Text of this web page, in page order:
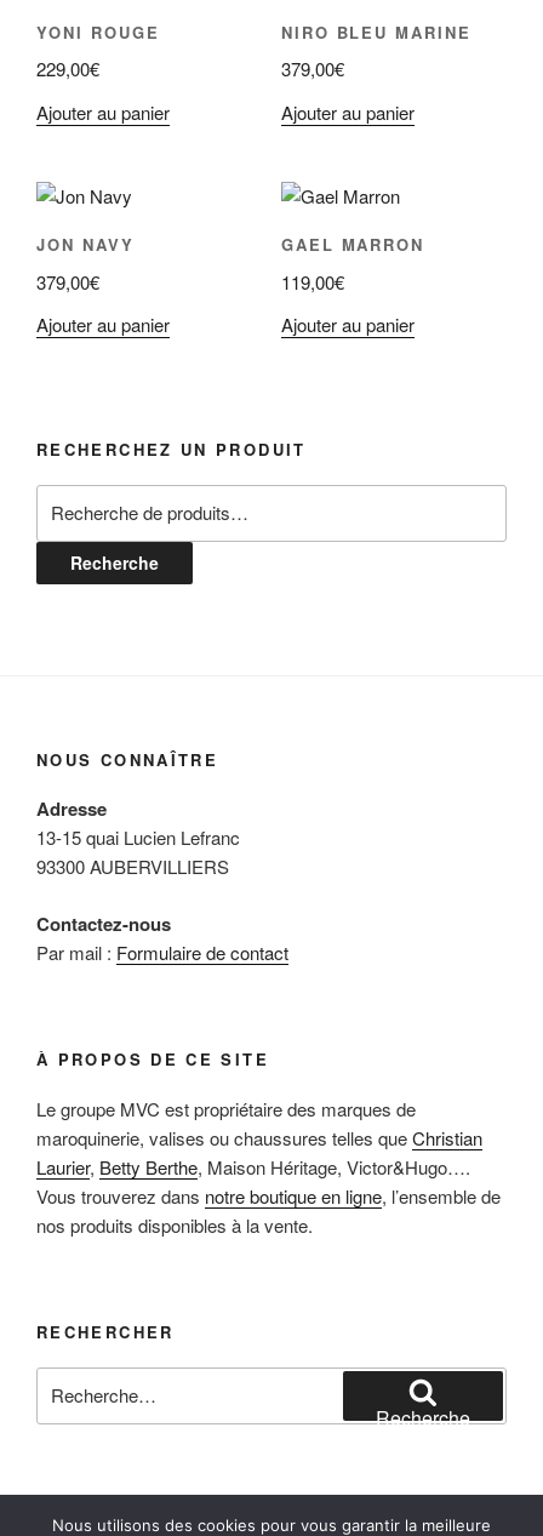
YONI ROUGE
229,00€
Ajouter au panier
NIRO BLEU MARINE
379,00€
Ajouter au panier
JON NAVY
379,00€
Ajouter au panier
GAEL MARRON
119,00€
Ajouter au panier
RECHERCHEZ UN PRODUIT
pour :
Recherche
NOUS CONNAÎTRE
Adresse
13-15 quai Lucien Lefranc
93300 AUBERVILLIERS
Contactez-nous
Par mail : Formulaire de contact
À PROPOS DE CE SITE
Le groupe MVC est propriétaire des marques de
maroquinerie, valises ou chaussures telles queChristian
Laurier, Betty Berthe, Maison Héritage, Victor&Hugo….
Vous trouverez dans notre boutique en ligne, l’ensemble de
nos produits disponibles à la vente.
RECHERCHER
pour
Recherche
Nous utilisons des cookies pour vous garantir la meilleure